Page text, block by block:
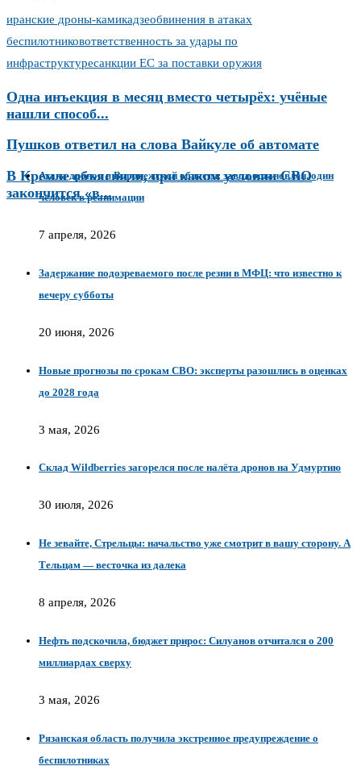
иранские дроны-камикадзеобвинения в атаках
беспилотниковответственность за удары по
инфраструктуресанкции ЕС за поставки оружия
Одна инъекция в месяц вместо четырёх: учёные
нашли способ...
Пушков ответил на слова Вайкуле об автомате
В Кремле объяснили, при каком условии СВО
закончится «в...
Атака дронов в Воронежской области: завод остановлен, один
человек в реанимации
7 апреля, 2026
Задержание подозреваемого после резни в МФЦ: что известно к
вечеру субботы
20 июня, 2026
Новые прогнозы по срокам СВО: эксперты разошлись в оценках
до 2028 года
3 мая, 2026
Склад Wildberries загорелся после налёта дронов на Удмуртию
30 июля, 2026
Не зевайте, Стрельцы: начальство уже смотрит в вашу сторону. А
Тельцам — весточка из далека
8 апреля, 2026
Нефть подскочила, бюджет прирос: Силуанов отчитался о 200
миллиардах сверху
3 мая, 2026
Рязанская область получила экстренное предупреждение о
беспилотниках